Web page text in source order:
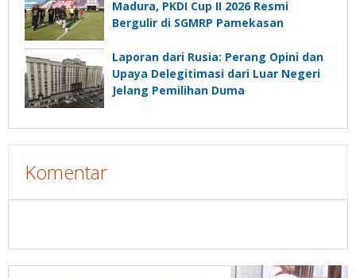
Madura, PKDI Cup II 2026 Resmi
Bergulir di SGMRP Pamekasan
Laporan dari Rusia: Perang Opini dan
Upaya Delegitimasi dari Luar Negeri
Jelang Pemilihan Duma
Komentar